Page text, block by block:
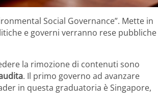
Social Governance”. Mette in
e governi verranno rese pubbliche
la rimozione di contenuti sono
. Il primo governo ad avanzare
in questa graduatoria è Singapore,